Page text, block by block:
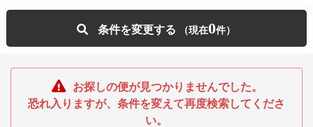
条件を変更する 0
お探しの便が見つかりませんでした。
恐れ入りますが、条件を変えて再度検索してくださ
い。